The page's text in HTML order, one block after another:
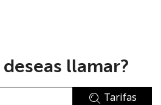
llamar?
Tarifas